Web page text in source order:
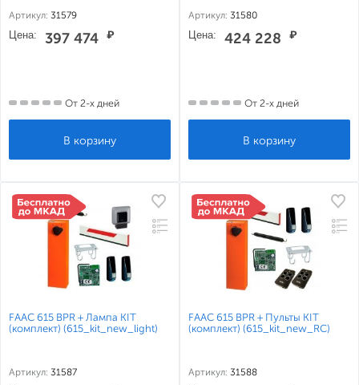
Артикул: 31579
Цена: 397 474 ₽
От 2-х дней
Артикул: 31580
Цена: 424 228 ₽
От 2-х дней
FAAC 615 BPR + Лампа KIT
(комплект) (615_kit_new_light)
Артикул: 31587
FAAC 615 BPR + Пульты KIT
(комплект) (615_kit_new_RC)
Артикул: 31588